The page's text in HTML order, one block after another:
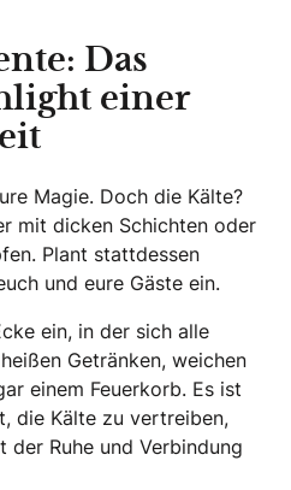
Das
einer
Magie. Doch die Kälte?
mit dicken Schichten oder
Plant stattdessen
und eure Gäste ein.
ein, in der sich alle
Getränken, weichen
einem Feuerkorb. Es ist
die Kälte zu vertreiben,
der Ruhe und Verbindung